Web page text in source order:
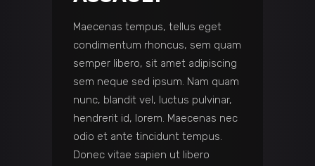
Maecenas tempus, tellus eget
condimentum rhoncus, sem quam
semper libero, sit amet adipiscing
sem neque sed ipsum. Nam quam
nunc, blandit vel, luctus pulvinar,
hendrerit id, lorem. Maecenas nec
odio et ante tincidunt tempus.
Donec vitae sapien ut libero